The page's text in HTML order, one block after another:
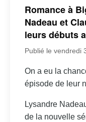
Romance à
Nadeau et
leurs débuts
Publié le vendredi
On a eu la
épisode de leur
Lysandre
de la nouvelle